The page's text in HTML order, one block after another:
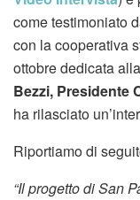
come testimoniato
con la cooperativa
ottobre dedicata
Bezzi, Presidente
ha rilasciato
Riportiamo di
“Il progetto di San